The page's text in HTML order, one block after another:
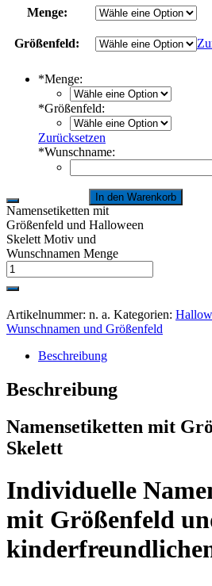
Menge:
Größenfeld:
*Menge:
*Größenfeld:
Zurücksetzen
*Wunschname:
Namensetiketten mit
Größenfeld und Halloween
Skelett Motiv und
Wunschnamen Menge
In den Warenkorb
Artikelnummer: n. a. Kategorien:
Wunschnamen und Größenfeld
Beschreibung
Beschreibung
Namensetiketten mit
Skelett
Individuelle
mit Größenfeld